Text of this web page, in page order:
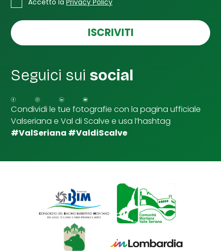
n
u
n
a
e
l
i
u
n
t
a
Accetto la Privacy Policy
ISCRIVITI
Seguici suisocial
Condividi le tue fotografie con la pagina ufficiale
Valseriana e Val di Scalve e usa l’hashtag
#ValSeriana #ValdiScalve